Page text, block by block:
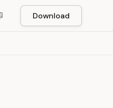
Download